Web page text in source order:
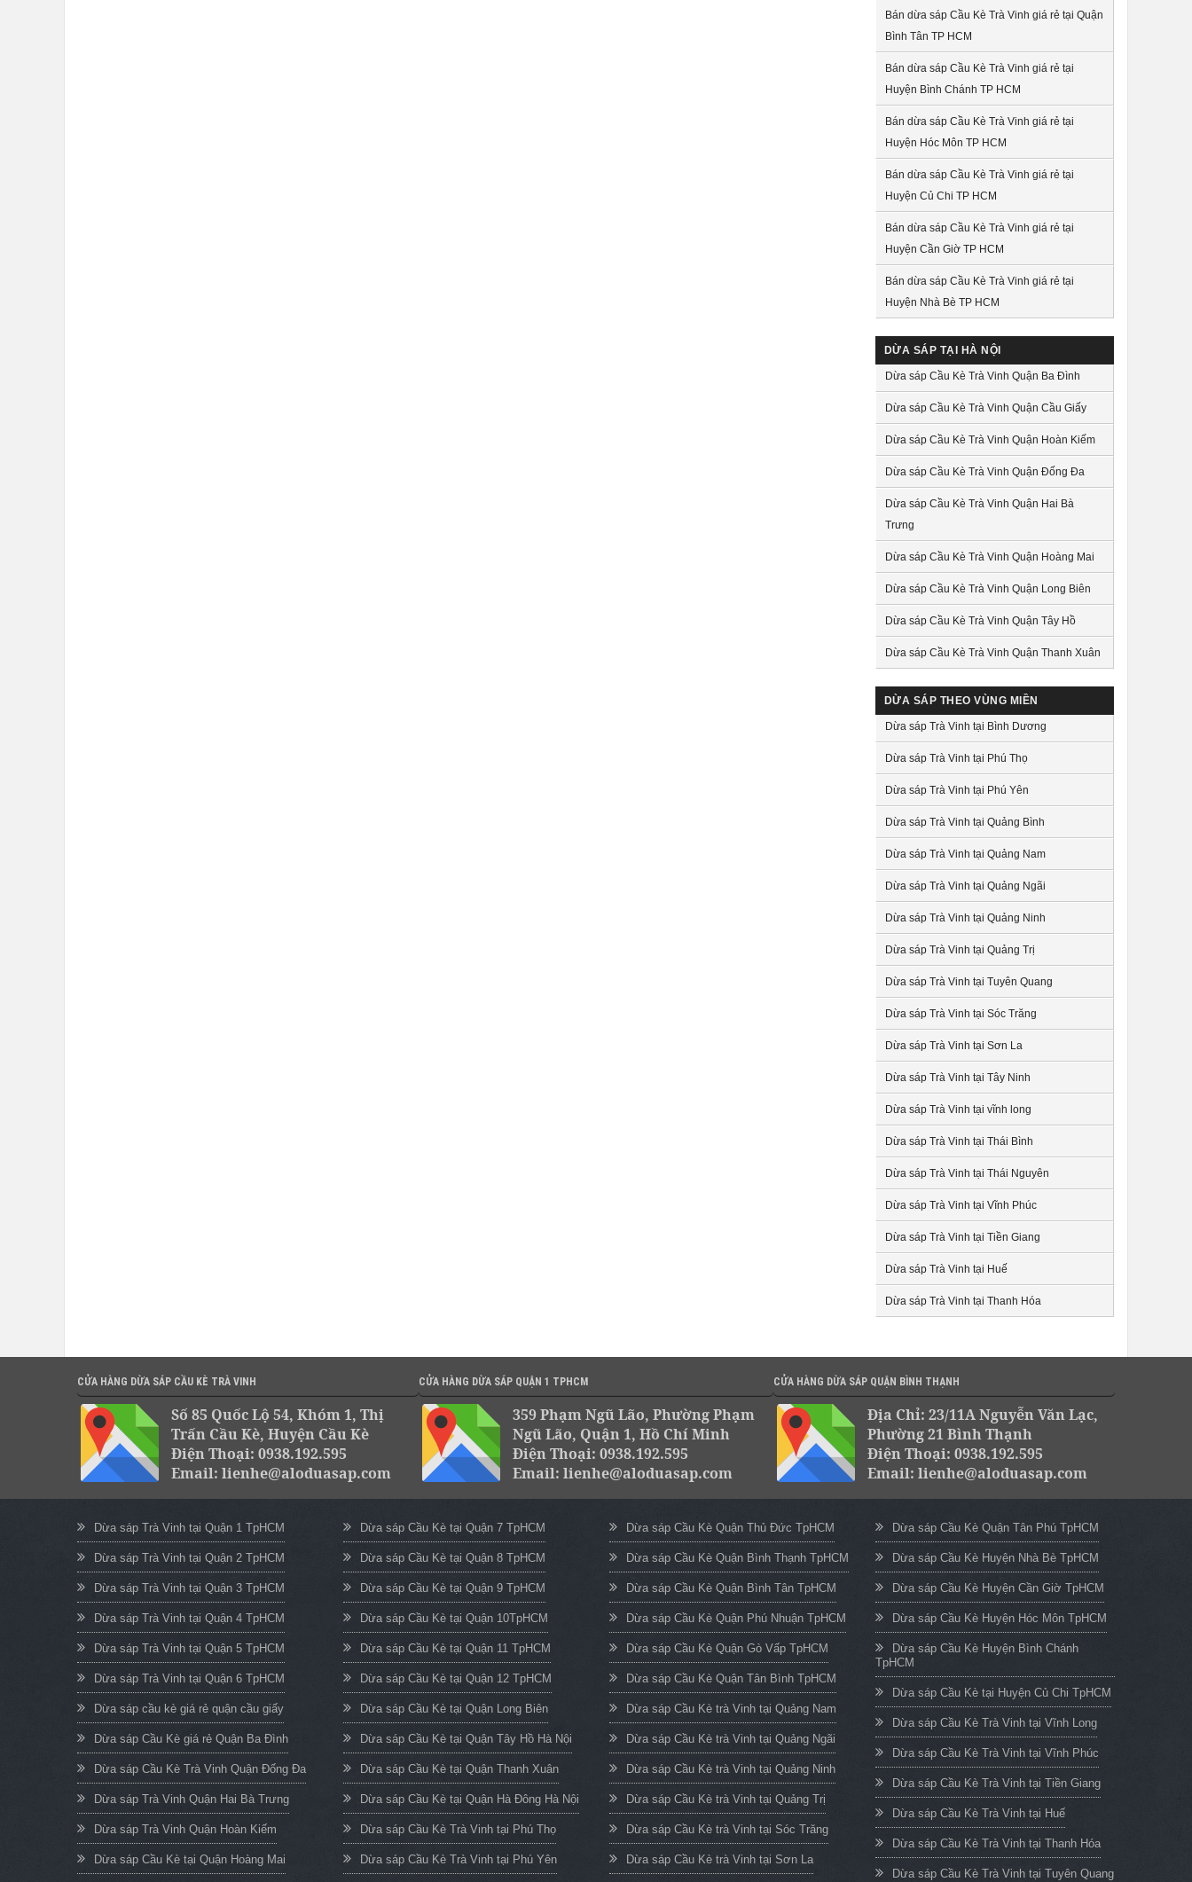
Bán dừa sáp Cầu Kè Trà Vinh giá rẻ tại Quận
Bình Tân TP HCM
Bán dừa sáp Cầu Kè Trà Vinh giá rẻ tại
Huyện Bình Chánh TP HCM
Bán dừa sáp Cầu Kè Trà Vinh giá rẻ tại
Huyện Hóc Môn TP HCM
Bán dừa sáp Cầu Kè Trà Vinh giá rẻ tại
Huyện Củ Chi TP HCM
Bán dừa sáp Cầu Kè Trà Vinh giá rẻ tại
Huyện Cần Giờ TP HCM
Bán dừa sáp Cầu Kè Trà Vinh giá rẻ tại
Huyện Nhà Bè TP HCM
DỪA SÁP TẠI HÀ NỘI
Dừa sáp Cầu Kè Trà Vinh Quận Ba Đình
Dừa sáp Cầu Kè Trà Vinh Quận Cầu Giấy
Dừa sáp Cầu Kè Trà Vinh Quận Hoàn Kiếm
Dừa sáp Cầu Kè Trà Vinh Quận Đống Đa
Dừa sáp Cầu Kè Trà Vinh Quận Hai Bà
Trưng
Dừa sáp Cầu Kè Trà Vinh Quận Hoàng Mai
Dừa sáp Cầu Kè Trà Vinh Quận Long Biên
Dừa sáp Cầu Kè Trà Vinh Quận Tây Hồ
Dừa sáp Cầu Kè Trà Vinh Quận Thanh Xuân
DỪA SÁP THEO VÙNG MIỀN
Dừa sáp Trà Vinh tại Bình Dương
Dừa sáp Trà Vinh tại Phú Thọ
Dừa sáp Trà Vinh tại Phú Yên
Dừa sáp Trà Vinh tại Quảng Bình
Dừa sáp Trà Vinh tại Quảng Nam
Dừa sáp Trà Vinh tại Quảng Ngãi
Dừa sáp Trà Vinh tại Quảng Ninh
Dừa sáp Trà Vinh tại Quảng Trị
Dừa sáp Trà Vinh tại Tuyên Quang
Dừa sáp Trà Vinh tại Sóc Trăng
Dừa sáp Trà Vinh tại Sơn La
Dừa sáp Trà Vinh tại Tây Ninh
Dừa sáp Trà Vinh tại vĩnh long
Dừa sáp Trà Vinh tại Thái Bình
Dừa sáp Trà Vinh tại Thái Nguyên
Dừa sáp Trà Vinh tại Vĩnh Phúc
Dừa sáp Trà Vinh tại Tiền Giang
Dừa sáp Trà Vinh tại Huế
Dừa sáp Trà Vinh tại Thanh Hóa
CỬA HÀNG DỪA SÁP CẦU KÈ TRÀ VINH
Số 85 Quốc Lộ 54, Khóm 1, Thị
Trấn Cầu Kè, Huyện Cầu Kè
Điện Thoại: 0938.192.595
Email: lienhe@aloduasap.com
CỬA HÀNG DỪA SÁP QUẬN 1 TPHCM
359 Phạm Ngũ Lão, Phường Phạm
Ngũ Lão, Quận 1, Hồ Chí Minh
Điện Thoại: 0938.192.595
Email: lienhe@aloduasap.com
CỬA HÀNG DỪA SÁP QUẬN BÌNH THẠNH
Địa Chỉ: 23/11A Nguyễn Văn Lạc,
Phường 21 Bình Thạnh
Điện Thoại: 0938.192.595
Email: lienhe@aloduasap.com
Dừa sáp Trà Vinh tại Quận 1 TpHCM
Dừa sáp Trà Vinh tại Quận 2 TpHCM
Dừa sáp Trà Vinh tại Quận 3 TpHCM
Dừa sáp Trà Vinh tại Quận 4 TpHCM
Dừa sáp Trà Vinh tại Quận 5 TpHCM
Dừa sáp Trà Vinh tại Quận 6 TpHCM
Dừa sáp cầu kè giá rẻ quận cầu giấy
Dừa sáp Cầu Kè giá rẻ Quận Ba Đình
Dừa sáp Cầu Kè Trà Vinh Quận Đống Đa
Dừa sáp Trà Vinh Quận Hai Bà Trưng
Dừa sáp Trà Vinh Quận Hoàn Kiếm
Dừa sáp Cầu Kè tại Quận Hoàng Mai
Dừa sáp Cầu Kè tại Quận 7 TpHCM
Dừa sáp Cầu Kè tại Quận 8 TpHCM
Dừa sáp Cầu Kè tại Quận 9 TpHCM
Dừa sáp Cầu Kè tại Quận 10TpHCM
Dừa sáp Cầu Kè tại Quận 11 TpHCM
Dừa sáp Cầu Kè tại Quận 12 TpHCM
Dừa sáp Cầu Kè tại Quận Long Biên
Dừa sáp Cầu Kè tại Quận Tây Hồ Hà Nội
Dừa sáp Cầu Kè tại Quận Thanh Xuân
Dừa sáp Cầu Kè tại Quận Hà Đông Hà Nội
Dừa sáp Cầu Kè Trà Vinh tại Phú Thọ
Dừa sáp Cầu Kè Trà Vinh tại Phú Yên
Dừa sáp Cầu Kè Quận Thủ Đức TpHCM
Dừa sáp Cầu Kè Quận Bình Thạnh TpHCM
Dừa sáp Cầu Kè Quận Bình Tân TpHCM
Dừa sáp Cầu Kè Quận Phú Nhuận TpHCM
Dừa sáp Cầu Kè Quận Gò Vấp TpHCM
Dừa sáp Cầu Kè Quận Tân Bình TpHCM
Dừa sáp Cầu Kè trà Vinh tại Quảng Nam
Dừa sáp Cầu Kè trà Vinh tại Quảng Ngãi
Dừa sáp Cầu Kè trà Vinh tại Quảng Ninh
Dừa sáp Cầu Kè trà Vinh tại Quảng Trị
Dừa sáp Cầu Kè trà Vinh tại Sóc Trăng
Dừa sáp Cầu Kè trà Vinh tại Sơn La
Dừa sáp Cầu Kè Quận Tân Phú TpHCM
Dừa sáp Cầu Kè Huyện Nhà Bè TpHCM
Dừa sáp Cầu Kè Huyện Cần Giờ TpHCM
Dừa sáp Cầu Kè Huyện Hóc Môn TpHCM
Dừa sáp Cầu Kè Huyện Bình Chánh
TpHCM
Dừa sáp Cầu Kè tại Huyện Củ Chi TpHCM
Dừa sáp Cầu Kè Trà Vinh tại Vĩnh Long
Dừa sáp Cầu Kè Trà Vinh tại Vĩnh Phúc
Dừa sáp Cầu Kè Trà Vinh tại Tiền Giang
Dừa sáp Cầu Kè Trà Vinh tại Huế
Dừa sáp Cầu Kè Trà Vinh tại Thanh Hóa
Dừa sáp Cầu Kè Trà Vinh tại Tuyên Quang